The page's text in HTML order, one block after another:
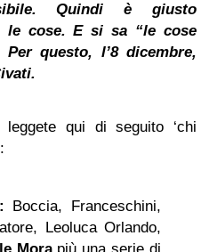
Quindi è giusto
le cose. E si sa “le cose
Per questo, l’8 dicembre,
qui di seguito ‘chi
Boccia, Franceschini,
Leoluca Orlando,